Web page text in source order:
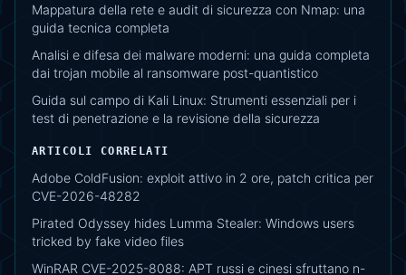
Mappatura della rete e audit di sicurezza con Nmap: una
guida tecnica completa
Analisi e difesa dei malware moderni: una guida completa
dai trojan mobile al ransomware post-quantistico
Guida sul campo di Kali Linux: Strumenti essenziali per i
test di penetrazione e la revisione della sicurezza
ARTICOLI CORRELATI
Adobe ColdFusion: exploit attivo in 2 ore, patch critica per
CVE-2026-48282
Pirated Odyssey hides Lumma Stealer: Windows users
tricked by fake video files
WinRAR CVE-2025-8088: APT russi e cinesi sfruttano n-